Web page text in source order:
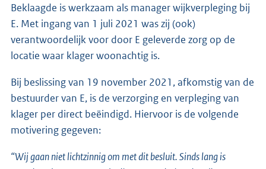
Beklaagde is werkzaam als manager wijkverpleging bij
E. Met ingang van 1 juli 2021 was zij (ook)
verantwoordelijk voor door E geleverde zorg op de
locatie waar klager woonachtig is.
Bij beslissing van 19 november 2021, afkomstig van de
bestuurder van E, is de verzorging en verpleging van
klager per direct beëindigd. Hiervoor is de volgende
motivering gegeven:
“Wij gaan niet lichtzinnig om met dit besluit. Sinds lang is